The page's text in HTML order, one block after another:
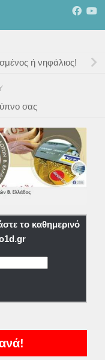
ή νηφάλιος!
σας
το καθημερινό